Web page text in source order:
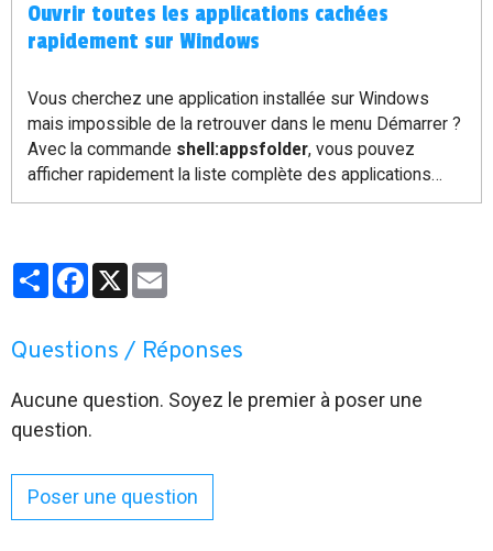
Ouvrir toutes les applications cachées
rapidement sur Windows
Vous cherchez une application installée sur Windows
mais impossible de la retrouver dans le menu Démarrer ?
Avec la commande shell:appsfolder, vous pouvez
afficher rapidement la liste complète des applications
disponibles sur votre ordinateur.
PartagerFacebook
X
Questions / Réponses
Aucune question. Soyez le premier à poser une
question.
Poser une question